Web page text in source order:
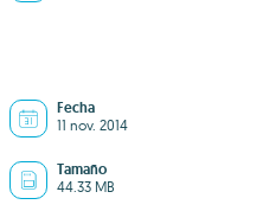
Fecha
11 nov. 2014
Tamaño
44.33 MB